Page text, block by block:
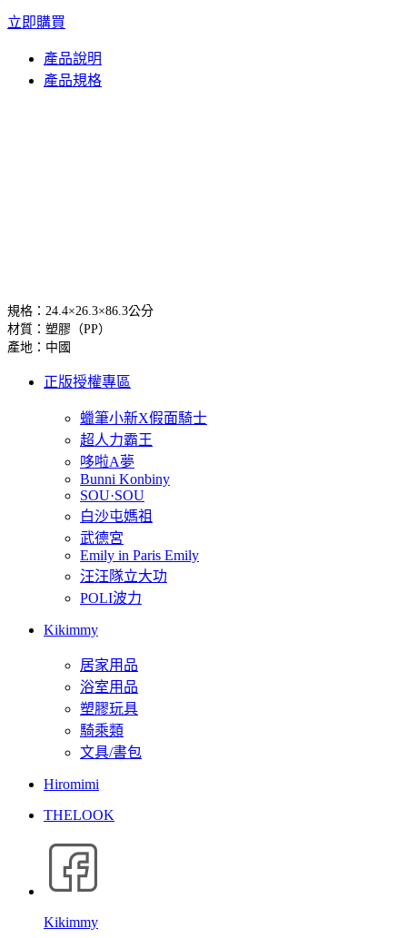
立即購買
產品說明
產品規格
規格：24.4×26.3×86.3公分
材質：塑膠（PP）
產地：中國
正版授權專區
蠟筆小新X假面騎士
超人力霸王
哆啦A夢
Bunni Konbiny
SOU·SOU
白沙屯媽祖
武德宮
Emily in Paris Emily
汪汪隊立大功
POLI波力
Kikimmy
居家用品
浴室用品
塑膠玩具
騎乘類
文具/書包
Hiromimi
THELOOK
Kikimmy